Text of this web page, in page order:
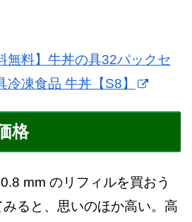
無料】牛丼の具32パックセ
冷凍食品 牛丼【S8】
格
mm のリフィルを買おう
ると、思いのほか高い。高